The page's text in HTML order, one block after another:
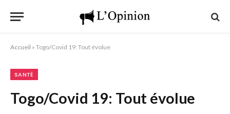
Accueil » Togo/Covid 19: Tout évolue
SANTÉ
Togo/Covid 19: Tout évolue